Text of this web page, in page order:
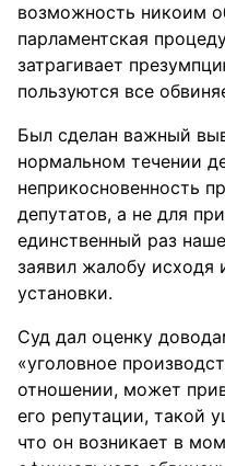
возможность никоим
парламентская
затрагивает
пользуются все
Был сделан важный
нормальном течении
неприкосновенность
депутатов, а не для
единственный раз
заявил жалобу исходя
установки.
Суд дал оценку
«уголовное
отношении, может
его репутации, такой
что он возникает в